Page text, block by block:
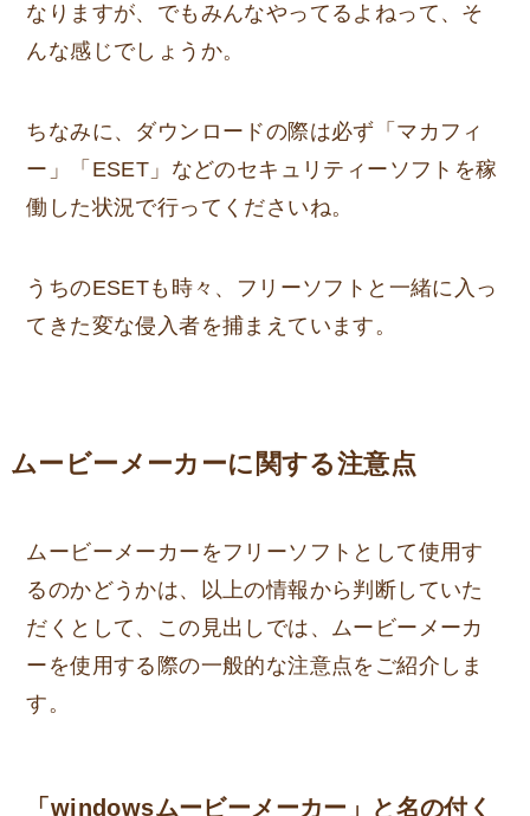
なりますが、でもみんなやってるよねって、そ
んな感じでしょうか。
ちなみに、ダウンロードの際は必ず「マカフィ
ー」「ESET」などのセキュリティーソフトを稼
働した状況で行ってくださいね。
うちのESETも時々、フリーソフトと一緒に入っ
てきた変な侵入者を捕まえています。
ムービーメーカーに関する注意点
ムービーメーカーをフリーソフトとして使用す
るのかどうかは、以上の情報から判断していた
だくとして、この見出しでは、ムービーメーカ
ーを使用する際の一般的な注意点をご紹介しま
す。
「windowsムービーメーカー」と名の付く